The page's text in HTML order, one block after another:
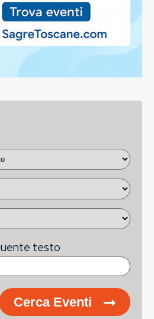
testo
Cerca Eventi